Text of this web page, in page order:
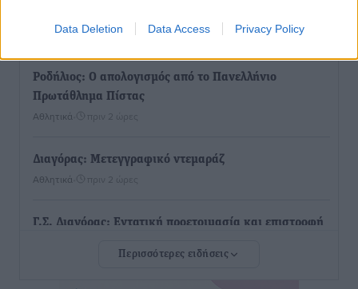
Data Deletion Data Access Privacy Policy
Αθλητικά• πριν 2 ώρες
Ροδήλιος: Ο απολογισμός από το Πανελλήνιο
Πρωτάθλημα Πίστας
Αθλητικά πριν 2 ώρες
Διαγόρας: Μετεγγραφικό ντεμαράζ
Αθλητικά πριν 2 ώρες
Γ.Σ. Διαγόρας: Εντατική προετοιμασία και επιστροφή
πριν 2 ώρες
Περισσότερες ειδήσεις